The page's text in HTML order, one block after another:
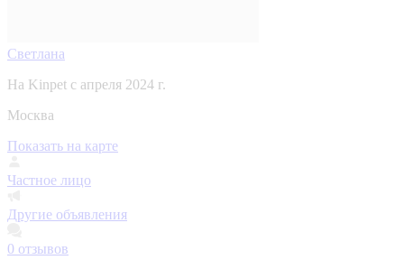
Светлана
На Kinpet c апреля 2024 г.
Москва
Показать на карте
Частное лицо
Другие объявления
0 отзывов